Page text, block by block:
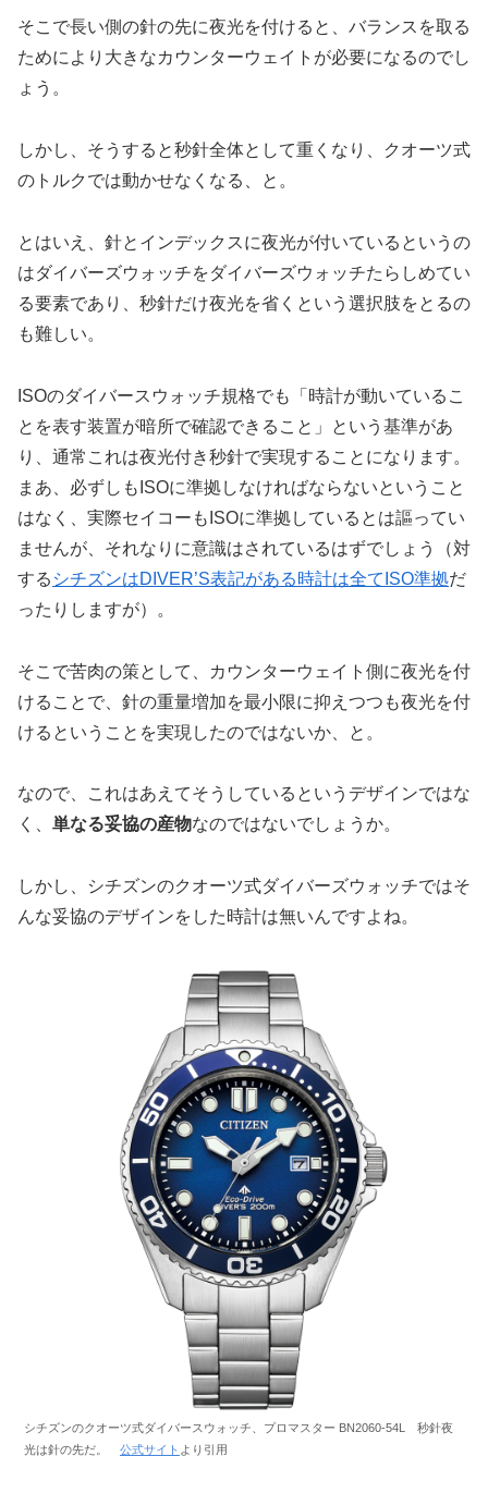
そこで長い側の針の先に夜光を付けると、バランスを取る
ためにより大きなカウンターウェイトが必要になるのでし
ょう。
しかし、そうすると秒針全体として重くなり、クオーツ式
のトルクでは動かせなくなる、と。
とはいえ、針とインデックスに夜光が付いているというの
はダイバーズウォッチをダイバーズウォッチたらしめてい
る要素であり、秒針だけ夜光を省くという選択肢をとるの
も難しい。
ISOのダイバースウォッチ規格でも「時計が動いているこ
とを表す装置が暗所で確認できること」という基準があ
り、通常これは夜光付き秒針で実現することになります。
まあ、必ずしもISOに準拠しなければならないということ
はなく、実際セイコーもISOに準拠しているとは謳ってい
ませんが、それなりに意識はされているはずでしょう（対
する シチズンはDIVER’S表記がある時計は全てISO準拠だ
ったりしますが）。
そこで苦肉の策として、カウンターウェイト側に夜光を付
けることで、針の重量増加を最小限に抑えつつも夜光を付
けるということを実現したのではないか、と。
なので、これはあえてそうしているというデザインではな
く、 単なる妥協の産物なのではないでしょうか。
しかし、シチズンのクオーツ式ダイバーズウォッチではそ
んな妥協のデザインをした時計は無いんですよね。
シチズンのクオーツ式ダイバースウォッチ、プロマスター BN2060-54L 秒針夜
光は針の先だ。 公式サイト より引用